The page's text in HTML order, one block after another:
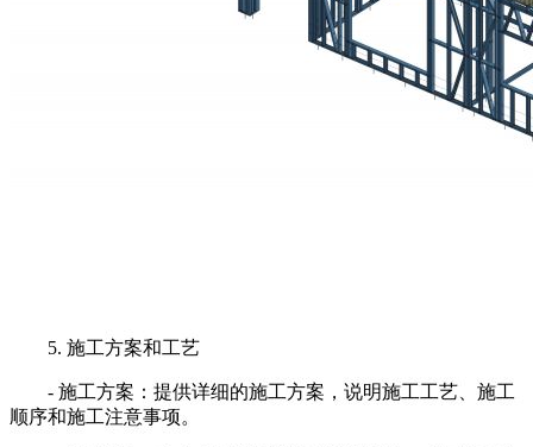
5. 施工方案和工艺
- 施工方案：提供详细的施工方案，说明施工工艺、施工
顺序和施工注意事项。